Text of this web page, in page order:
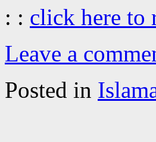
: : click here to
Leave a
Posted in